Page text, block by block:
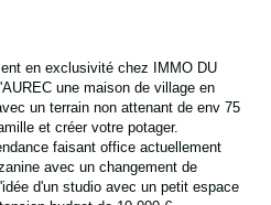
en exclusivité chez IMMO DU
une maison de village en
un terrain non attenant de env 75
et créer votre potager.
faisant office actuellement
avec un changement de
d'un studio avec un petit espace